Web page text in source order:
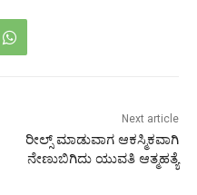
Next article
ರೀಲ್ಸ್ ಮಾಡುವಾಗ ಆಕಸ್ಮಿಕವಾಗಿ
ನೇಣುಬಿಗಿದು ಯುವತಿ ಆತ್ಮಹತ್ಯೆ